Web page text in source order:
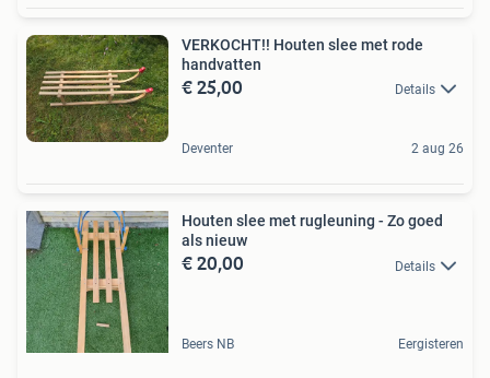
VERKOCHT!! Houten slee met rode
handvatten
€ 25,00 Details
Deventer 2 aug 26
Houten slee met rugleuning - Zo goed
als nieuw
€ 20,00 Details
Beers NB Eergisteren